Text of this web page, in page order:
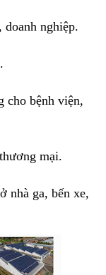
doanh nghiệp.
cho bệnh viện,
mại.
nhà ga, bến xe,